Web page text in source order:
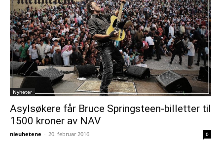
Nyheter
Asylsøkere får Bruce Springsteen-billetter til
1500 kroner av NAV
nieuhetene - 20. februar 2016 0